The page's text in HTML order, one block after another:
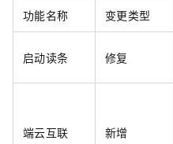
功能名称 变更类型
启动读条 修复
端云互联 新增